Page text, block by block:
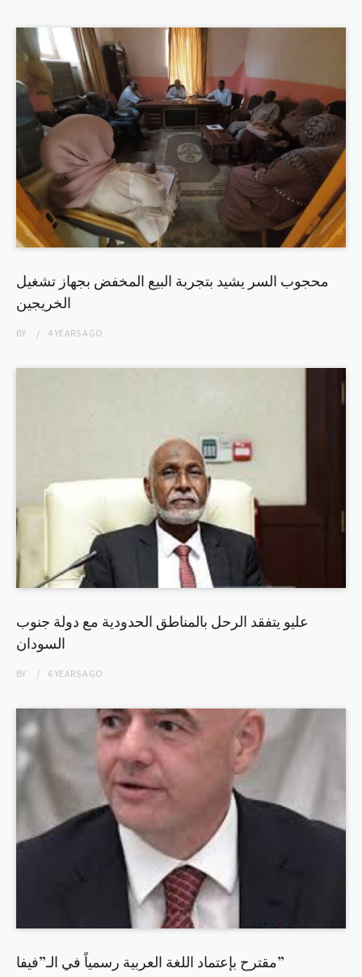
محجوب السر يشيد بتجربة البيع المخفض بجهاز تشغيل
الخريجين
BY 4 YEARSAGO
عليو يتفقد الرحل بالمناطق الحدودية مع دولة جنوب
السودان
BY 6 YEARSAGO
مقترح بإعتماد اللغة العربية رسمياً في الـ”فيفا”